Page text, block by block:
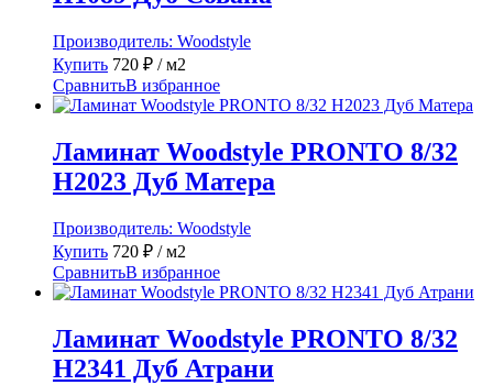
Производитель: Woodstyle
Купить 720 ₽ / м2
СравнитьВ избранное
Ламинат Woodstyle PRONTO 8/32
H2023 Дуб Матера
Производитель: Woodstyle
Купить 720 ₽ / м2
СравнитьВ избранное
Ламинат Woodstyle PRONTO 8/32
H2341 Дуб Атрани